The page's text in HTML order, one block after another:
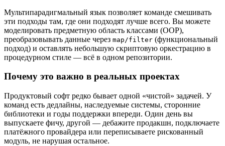
Мультипарадигмальный язык позволяет команде смешивать
эти подходы там, где они подходят лучше всего. Вы можете
моделировать предметную область классами (OOP),
преобразовывать данные через map/filter (функциональный
подход) и оставлять небольшую скриптовую оркестрацию в
процедурном стиле — всё в одном репозитории.
Почему это важно в реальных проектах
Продуктовый софт редко бывает одной «чистой» задачей. У
команд есть дедлайны, наследуемые системы, сторонние
библиотеки и годы поддержки впереди. Один день вы
выпускаете фичу, другой — дебажите продакшн, подключаете
платёжного провайдера или переписываете рискованный
модуль, не нарушая остальное.